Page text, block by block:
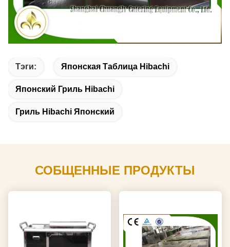
Тэги: Японская Таблица Hibachi
Японский Гриль Hibachi
Гриль Hibachi Японский
СОБЩЕННЫЕ ПРОДУКТЫ